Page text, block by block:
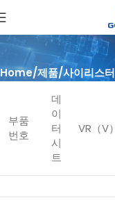
Home 제품 사이리스터
부품
번호
데
이
터
시
트
VR（V）